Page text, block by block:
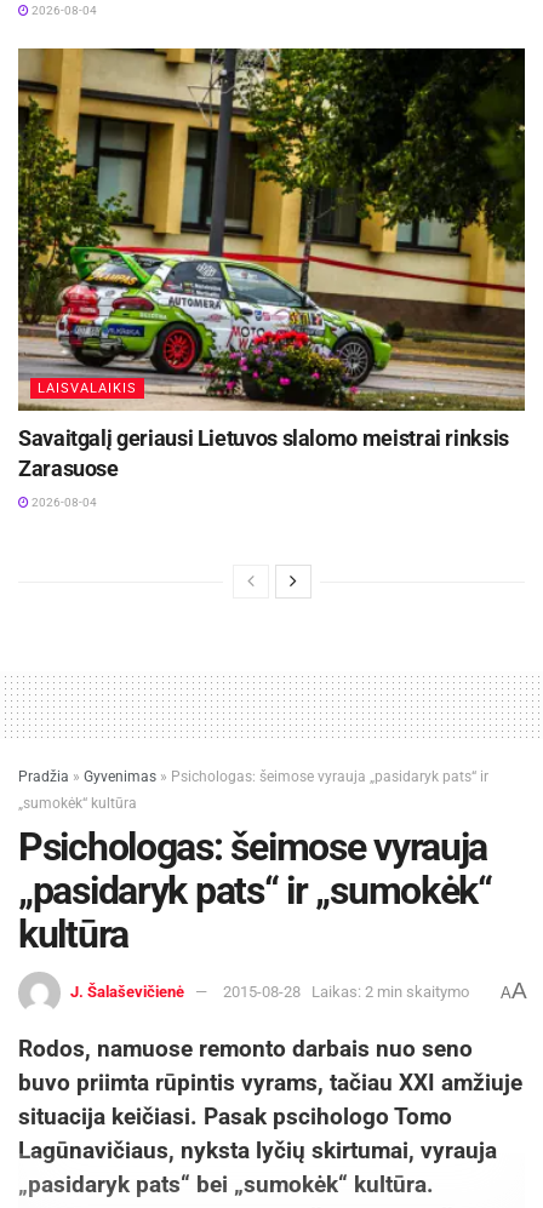
2026-08-04
LAISVALAIKIS
Savaitgalį geriausi Lietuvos slalomo meistrai rinksis
Zarasuose
2026-08-04
Pradžia » Gyvenimas » Psichologas: šeimose vyrauja „pasidaryk pats“ ir
„sumokėk“ kultūra
Psichologas: šeimose vyrauja
„pasidaryk pats“ ir „sumokėk“
kultūra
J. Šalaševičienė 2015-08-28 Laikas: 2 min skaitymo AA
Rodos, namuose remonto darbais nuo seno
buvo priimta rūpintis vyrams, tačiau XXI amžiuje
situacija keičiasi. Pasak pscihologo Tomo
Lagūnavičiaus, nyksta lyčių skirtumai, vyrauja
„pasidaryk pats“ bei „sumokėk“ kultūra.